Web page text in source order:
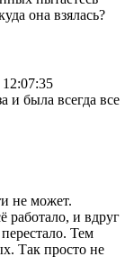
она взялась?
и была всегда все
не может.
работало, и вдруг
Тем
Так просто не